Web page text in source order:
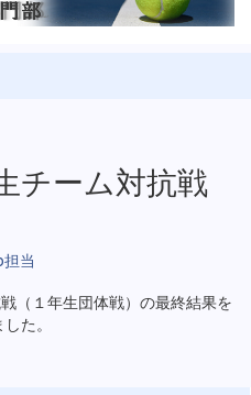
チーム対抗戦
当
（１年生団体戦）の最終結果を
た。